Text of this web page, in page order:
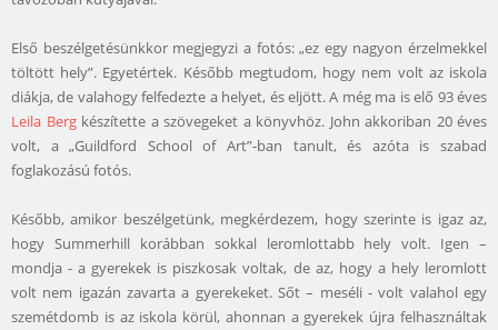
Első beszélgetésünkkor megjegyzi a fotós: „ez egy nagyon érzelmekkel
töltött hely”. Egyetértek. Később megtudom, hogy nem volt az iskola
diákja, de valahogy felfedezte a helyet, és eljött. A még ma is elő 93 éves
Leila Bergkészítette a szövegeket a könyvhöz. John akkoriban 20 éves
volt, a „Guildford School of Art”-ban tanult, és azóta is szabad
foglakozású fotós.
Később, amikor beszélgetünk, megkérdezem, hogy szerinte is igaz az,
hogy Summerhill korábban sokkal leromlottabb hely volt. Igen –
mondja - a gyerekek is piszkosak voltak, de az, hogy a hely leromlott
volt nem igazán zavarta a gyerekeket. Sőt – meséli - volt valahol egy
szemétdomb is az iskola körül, ahonnan a gyerekek újra felhasználtak